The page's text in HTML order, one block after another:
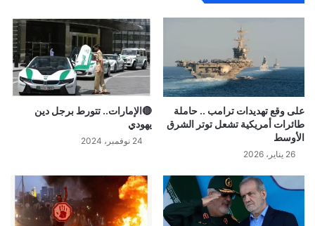
على وقع تهديدات ترامب .. حاملة
طائرات أمريكية تشعل توتر الشرق
الأوسط
26 يناير، 2026
🔴الإمارات.. تتورط برجل دين
يهودي
24 نوفمبر، 2024